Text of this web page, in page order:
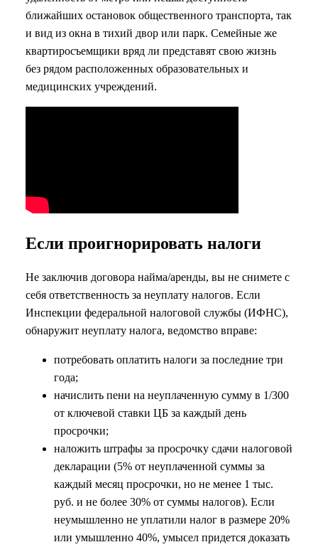
ближайших остановок общественного транспорта, так
и вид из окна в тихий двор или парк. Семейные же
квартиросъемщики вряд ли представят свою жизнь
без рядом расположенных образовательных и
медицинских учреждений.
Если проигнорировать налоги
Не заключив договора найма/аренды, вы не снимете с
себя ответственность за неуплату налогов. Если
Инспекции федеральной налоговой службы (ИФНС),
обнаружит неуплату налога, ведомство вправе:
потребовать оплатить налоги за последние три
года;
начислить пени на неуплаченную сумму в 1/300
от ключевой ставки ЦБ за каждый день
просрочки;
наложить штрафы за просрочку сдачи налоговой
декларации (5% от неуплаченной суммы за
каждый месяц просрочки, но не менее 1 тыс.
руб. и не более 30% от суммы налогов). Если
неумышленно не уплатили налог в размере 20%
или умышленно 40%, умысел придется доказать